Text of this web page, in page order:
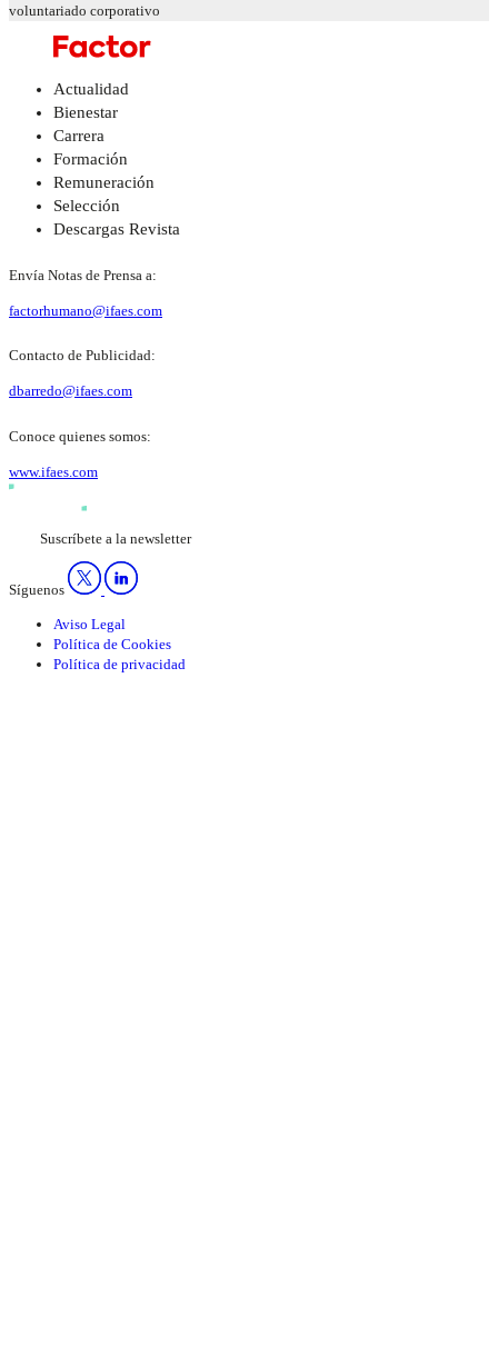
voluntariado corporativo
Actualidad
Bienestar
Carrera
Formación
Remuneración
Selección
Descargas Revista
Envía Notas de Prensa a:
factorhumano@ifaes.com
Contacto de Publicidad:
dbarredo@ifaes.com
Conoce quienes somos:
www.ifaes.com
Suscríbete a la newsletter
Síguenos
Aviso Legal
Política de Cookies
Política de privacidad